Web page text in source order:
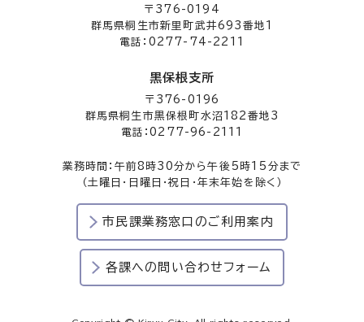
〒376-0194
群馬県桐生市新里町武井693番地1
電話：0277-74-2211
黒保根支所
〒376-0196
群馬県桐生市黒保根町水沼182番地3
電話：0277-96-2111
業務時間：午前8時30分から午後5時15分まで
（土曜日・日曜日・祝日・年末年始を除く）
市民課業務窓口のご利用案内
各課への問い合わせフォーム